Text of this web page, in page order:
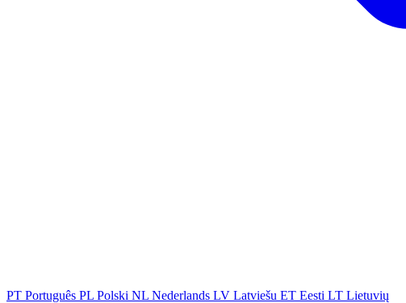
PT Português PL Polski NL Nederlands LV Latviešu ET Eesti LT Lietuvių